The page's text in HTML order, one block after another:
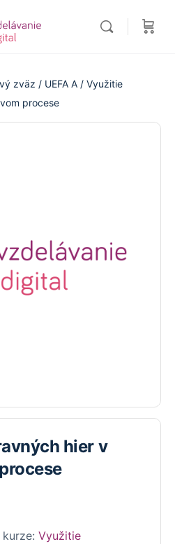
zväz / UEFA A / Využitie
procese
hier v
Využitie